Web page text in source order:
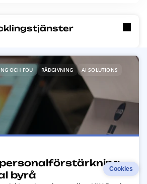
OCH FOU RÅDGIVNING
AI SOLUTIONS
byrå
Cookies